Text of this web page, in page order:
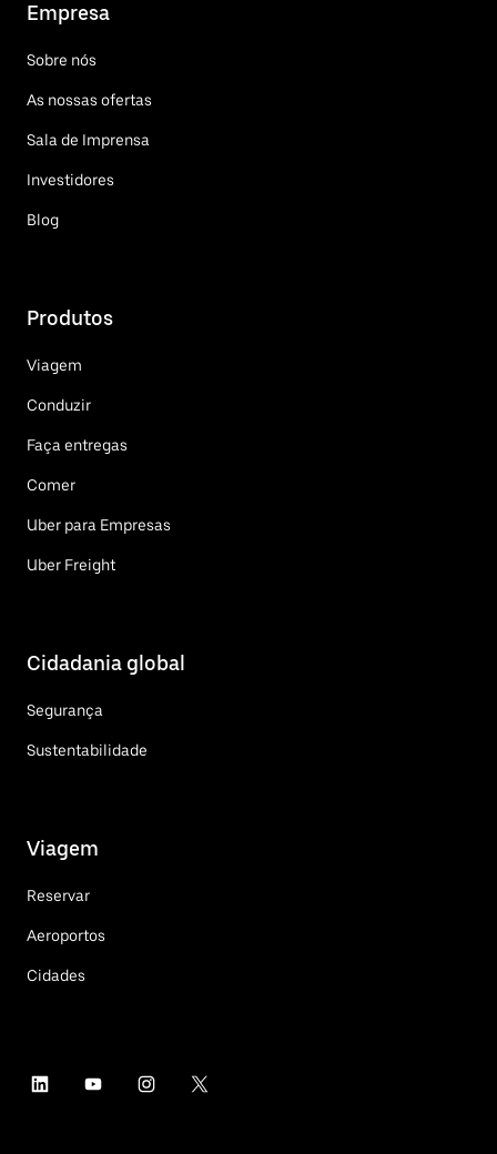
Empresa
Sobre nós
As nossas ofertas
Sala de Imprensa
Investidores
Blog
Produtos
Viagem
Conduzir
Faça entregas
Comer
Uber para Empresas
Uber Freight
Cidadania global
Segurança
Sustentabilidade
Viagem
Reservar
Aeroportos
Cidades